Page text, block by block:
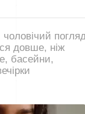
довше, ніж
басейни,